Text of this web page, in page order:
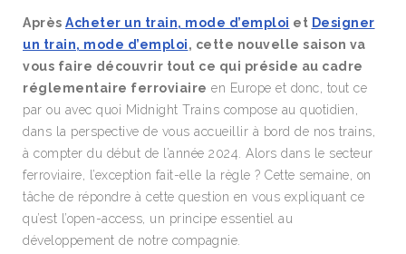
Après Acheter un train, mode d’emploi et Designer
un train, mode d’emploi, cette nouvelle saison va
vous faire découvrir tout ce qui préside au cadre
réglementaire ferroviaire en Europe et donc, tout ce
par ou avec quoi Midnight Trains compose au quotidien,
dans la perspective de vous accueillir à bord de nos trains,
à compter du début de l’année 2024. Alors dans le secteur
ferroviaire, l’exception fait-elle la règle ? Cette semaine, on
tâche de répondre à cette question en vous expliquant ce
qu’est l’open-access, un principe essentiel au
développement de notre compagnie.